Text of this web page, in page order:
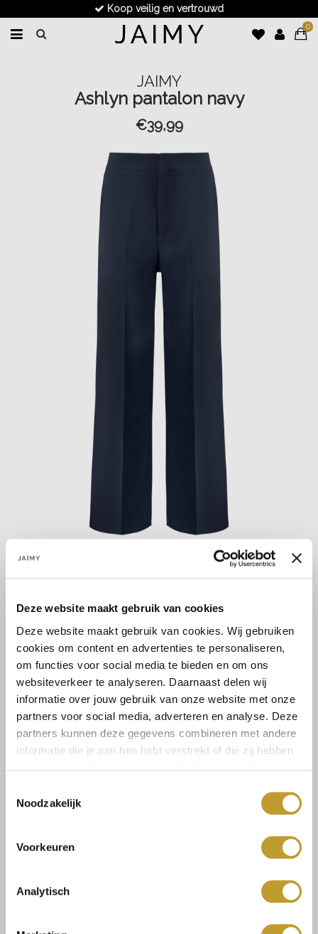
Deze website maakt gebruik van cookies
Deze website maakt gebruik van cookies. Wij gebruiken
cookies om content en advertenties te personaliseren,
om functies voor social media te bieden en om ons
websiteverkeer te analyseren. Daarnaast delen wij
informatie over jouw gebruik van onze website met onze
partners voor social media, adverteren en analyse. Deze
partners kunnen deze gegevens combineren met andere
informatie die je aan hen hebt verstrekt of die zij hebben
Noodzakelijk
Voorkeuren
Analytisch
Koop veilig en vertrouwd
0
JAIMY
Ashlyn pantalon navy
€39,99
PERFECT BASIC! De Ashlyn pantalon kan eindeloos
gecombineerd met een hoge taille . De broek is goed te dragen
tot een lengte van 172 cm.
Lees meer
Maat:
S M L